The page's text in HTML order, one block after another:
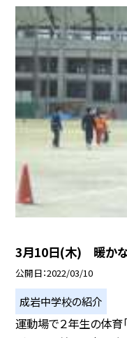
3月10日(木) 暖かな
公開日 2022/03/10
成岩中学校の紹介
運動場で２年生の体育